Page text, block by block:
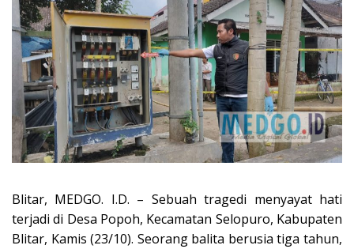
Blitar, MEDGO. I.D. – Sebuah tragedi menyayat hati
terjadi di Desa Popoh, Kecamatan Selopuro, Kabupaten
Blitar, Kamis (23/10). Seorang balita berusia tiga tahun,